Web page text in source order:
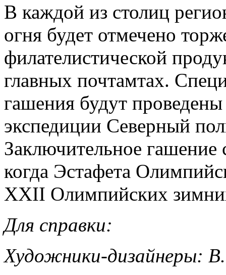
В каждой из столиц
огня будет отмечено
филателистической
главных почтамтах.
гашения будут
экспедиции Северный п
Заключительное гашение
когда Эстафета
XXII Олимпийских
Для справки:
Художники-дизайнеры: